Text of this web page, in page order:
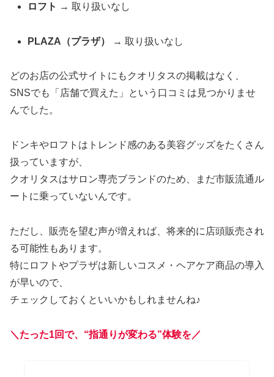
ロフト → 取り扱いなし
PLAZA（プラザ） → 取り扱いなし
どのお店の公式サイトにもクオリタスの掲載はなく、
SNSでも「店舗で買えた」という口コミは見つかりませ
んでした。
ドンキやロフトはトレンド感のある美容グッズをたくさん
扱っていますが、
クオリタスはサロン専売ブランドのため、まだ市販流通ル
ートに乗っていないんです。
ただし、販売を望む声が増えれば、将来的に店頭販売され
る可能性もあります。
特にロフトやプラザは新しいコスメ・ヘアケア商品の導入
が早いので、
チェックしておくといいかもしれませんね♪
＼たった1回で、“指通りが変わる”体験を／